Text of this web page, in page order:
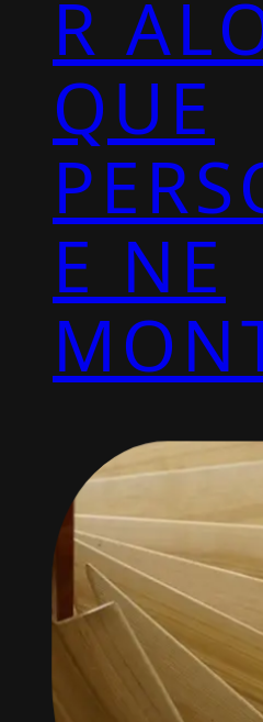
R
QUE
E NE